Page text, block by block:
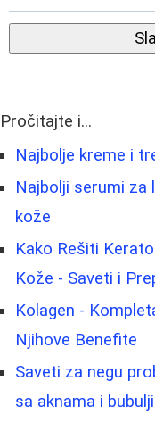
Pročitajte i...
Najbolje kreme i
Najbolji serumi za
kože
Kako Rešiti
Kože - Saveti i
Kolagen -
Njihove Benefite
Saveti za negu
sa aknama i